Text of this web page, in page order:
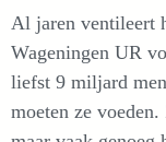
Al jaren ventileert
Wageningen UR
liefst 9 miljard
moeten ze voeden.